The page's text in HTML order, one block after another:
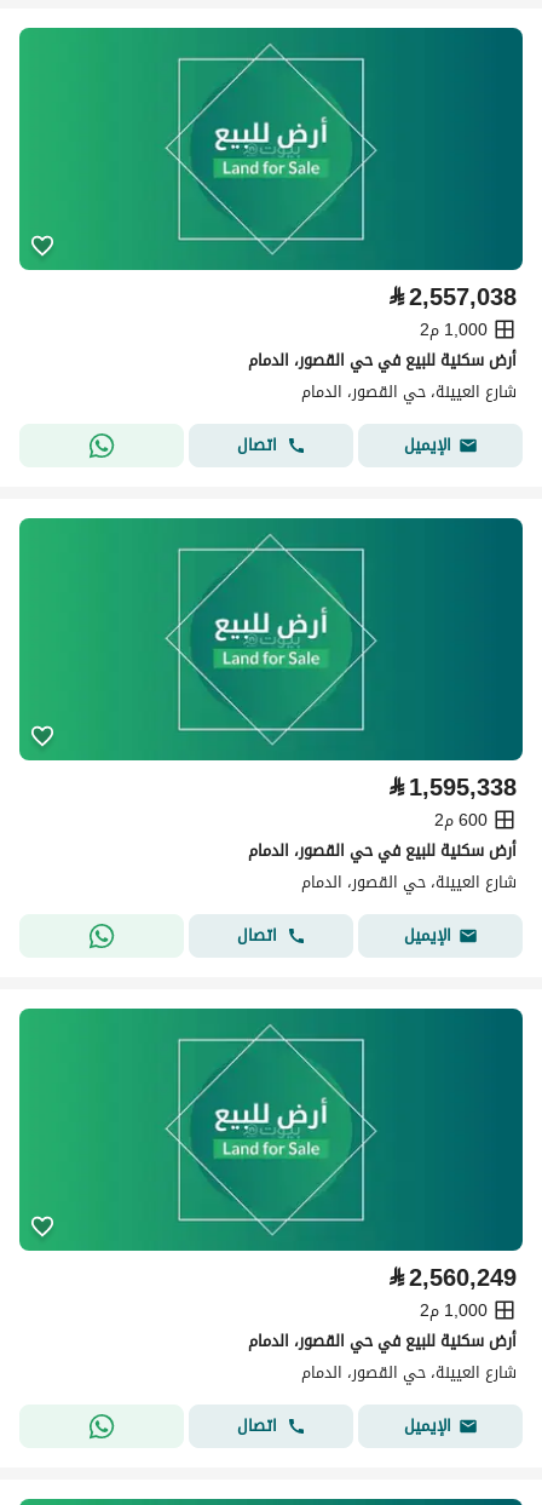
⃁2,557,038
1,000 م2
أرض سكنية للبيع في حي القصور، الدمام
شارع العيينة، حي القصور، الدمام
الإيميل
اتصال
⃁1,595,338
600 م2
أرض سكنية للبيع في حي القصور، الدمام
شارع العيينة، حي القصور، الدمام
الإيميل
اتصال
⃁2,560,249
1,000 م2
أرض سكنية للبيع في حي القصور، الدمام
شارع العيينة، حي القصور، الدمام
الإيميل
اتصال